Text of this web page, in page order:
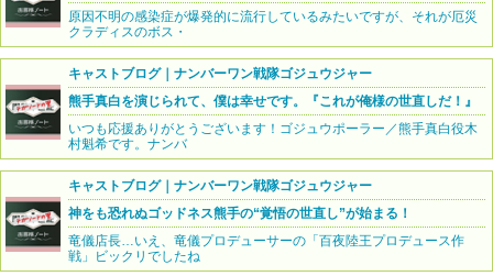
原因不明の感染症が爆発的に流行しているみたいですが、それが厄災
クラディスのボス・
キャストブログ｜ナンバーワン戦隊ゴジュウジャー
熊手真白を演じられて、僕は幸せです。『これが俺様の世直しだ！』
いつも応援ありがとうございます！ゴジュウポーラー／熊手真白役木
村魁希です。ナンバ
キャストブログ｜ナンバーワン戦隊ゴジュウジャー
神をも恐れぬゴッドネス熊手の“覚悟の世直し”が始まる！
竜儀店長…いえ、竜儀プロデューサーの「百夜陸王プロデュース作
戦」ビックリでしたね